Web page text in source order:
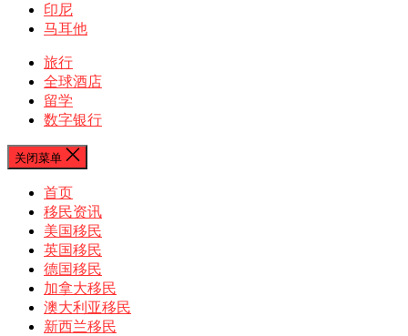
印尼
马耳他
旅行
全球酒店
留学
数字银行
关闭菜单
首页
移民资讯
美国移民
英国移民
德国移民
加拿大移民
澳大利亚移民
新西兰移民